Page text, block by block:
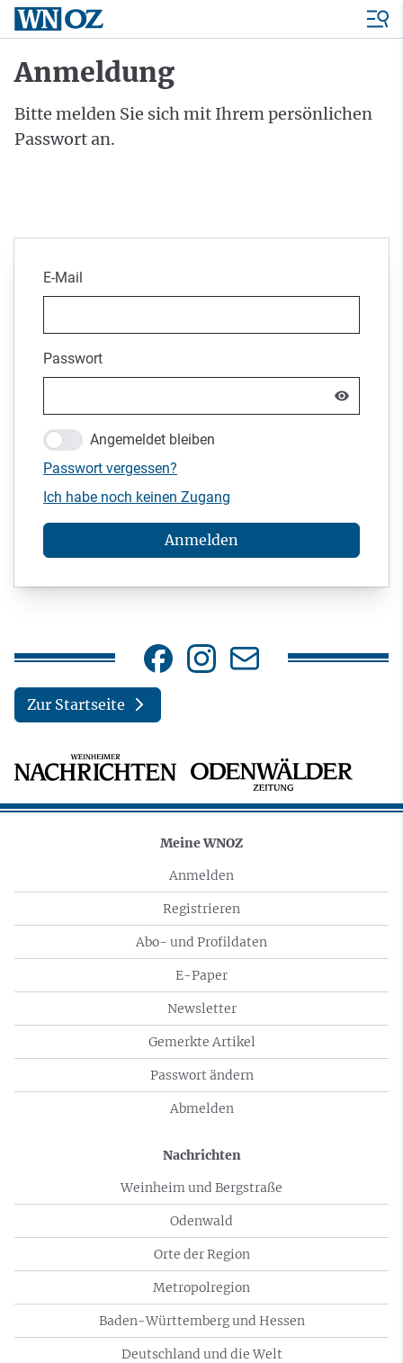
Anmeldung
Bitte melden Sie sich mit Ihrem persönlichen
Passwort an.
E-Mail
Passwort
Angemeldet bleiben
Passwort vergessen?
Ich habe noch keinen Zugang
Anmelden
Zur Startseite
Meine WNOZ
Anmelden
Registrieren
Abo- und Profildaten
E-Paper
Newsletter
Gemerkte Artikel
Passwort ändern
Abmelden
Nachrichten
Weinheim und Bergstraße
Odenwald
Orte der Region
Metropolregion
Baden-Württemberg und Hessen
Deutschland und die Welt